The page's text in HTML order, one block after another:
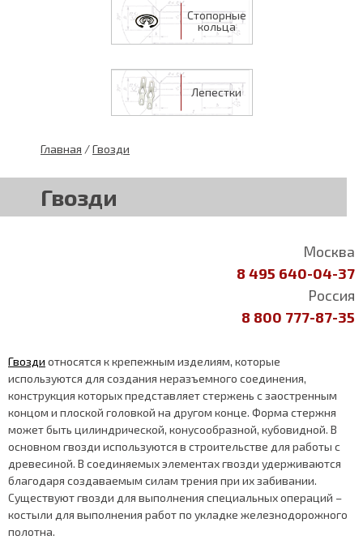
Стопорные
кольца
Лепестки
Главная /Гвозди
Гвозди
Москва
8 495 640-04-37
Россия
8 800 777-87-35
Гвозди относятся к крепежным изделиям, которые
используются для создания неразъемного соединения,
конструкция которых представляет стержень с заостренным
концом и плоской головкой на другом конце. Форма стержня
может быть цилиндрической, конусообразной, кубовидной. В
основном гвозди используются в строительстве для работы с
древесиной. В соединяемых элементах гвозди удерживаются
благодаря создаваемым силам трения при их забивании.
Существуют гвозди для выполнения специальных операций –
костыли для выполнения работ по укладке железнодорожного
полотна.